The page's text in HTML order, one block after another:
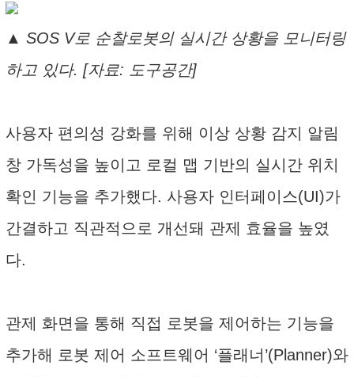
▲ SOS V로 순찰로봇의 실시간 상황을 모니터링
하고 있다. [자료: 도구공간]
사용자 편의성 강화를 위해 이상 상황 감지 알림
창 가독성을 높이고 로컬 맵 기반의 실시간 위치
확인 기능을 추가했다. 사용자 인터페이스(UI)가
간결하고 직관적으로 개선돼 관제 효율을 높였
다.
관제 화면을 통해 직접 로봇을 제어하는 기능을
추가해 로봇 제어 소프트웨어 ‘플래너’(Planner)와